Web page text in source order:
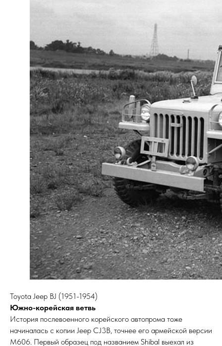
Toyota Jeep BJ (1951-1954)
Южно-корейская ветвь
История послевоенного корейского автопрома тоже
начиналась с копии Jeep CJ3B, точнее его армейской версии
M606. Первый образец под названием Shibal выехал из